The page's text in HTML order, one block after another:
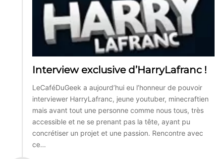
Interview exclusive d’HarryLafranc !
LeCaféDuGeek a aujourd’hui eu l’honneur de pouvoir
interviewer HarryLafranc, jeune youtuber, minecraftien
mais avant tout une personne comme nous tous, très
accessible et ne se prenant pas la tête, ayant pu
concrétiser un projet et une passion. Rencontre avec
ce…